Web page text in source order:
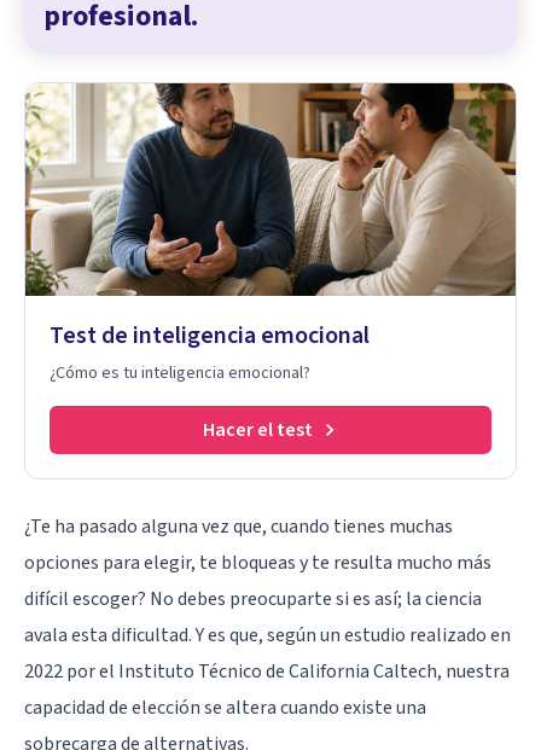
profesional.
Test de inteligencia emocional
¿Cómo es tu inteligencia emocional?
Hacer el test
¿Te ha pasado alguna vez que, cuando tienes muchas
opciones para elegir, te bloqueas y te resulta mucho más
difícil escoger? No debes preocuparte si es así; la ciencia
avala esta dificultad. Y es que, según un estudio realizado en
2022 por el Instituto Técnico de California Caltech, nuestra
capacidad de elección se altera cuando existe una
sobrecarga de alternativas.